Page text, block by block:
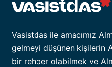
Vasistdas ile amacımız
gelmeyi düşünen kişilerin
bir rehber olabilmek ve